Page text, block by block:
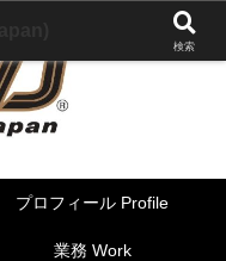
プロフィール Profile
業務 Work
検索